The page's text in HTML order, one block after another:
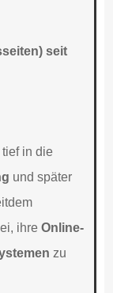
seit
in die
und später
ihreOnline-
zu